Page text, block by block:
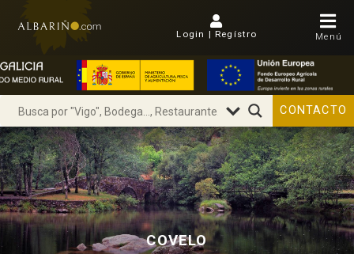
Login | Regístro Menú
CONTACTO
COVELO